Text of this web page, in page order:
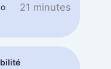
21 minutes